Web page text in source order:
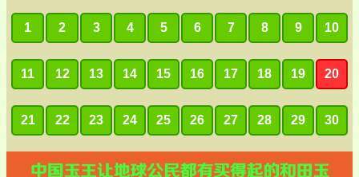
1 2 3 4 5 6 7 8 9 10
11 12 13 14 15 16 17 18 19 20
21 22 23 24 25 26 27 28 29 30